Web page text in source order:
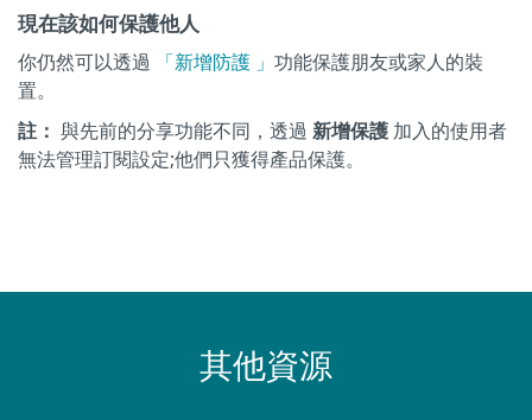
現在該如何保護他人
你仍然可以透過 「新增防護 」 功能保護朋友或家人的裝
置。
註： 與先前的分享功能不同，透過 新增保護 加入的使用者
無法管理訂閱設定;他們只獲得產品保護。
其他資源